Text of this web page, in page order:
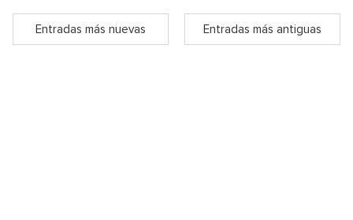
Entradas más nuevas Entradas más antiguas